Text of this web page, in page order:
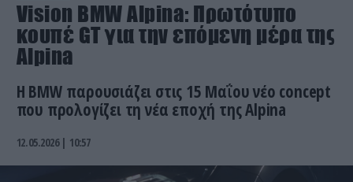
Vision BMW Alpina: Πρωτότυπο
κουπέ GT για την επόμενη μέρα της
Alpina
Η BMW παρουσιάζει στις 15 Μαΐου νέο concept
που προλογίζει τη νέα εποχή της Alpina
12.05.2026 | 10:57